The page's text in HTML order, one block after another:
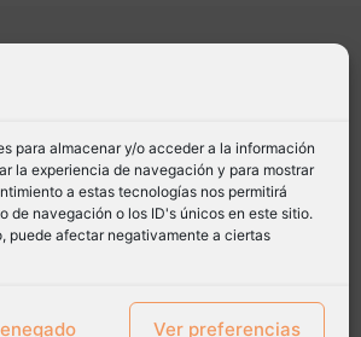
para almacenar y/o acceder a la información
la experiencia de navegación y para mostrar
a estas tecnologías nos permitirá
de navegación o los ID's únicos en este sitio.
puede afectar negativamente a ciertas
Ver preferencias